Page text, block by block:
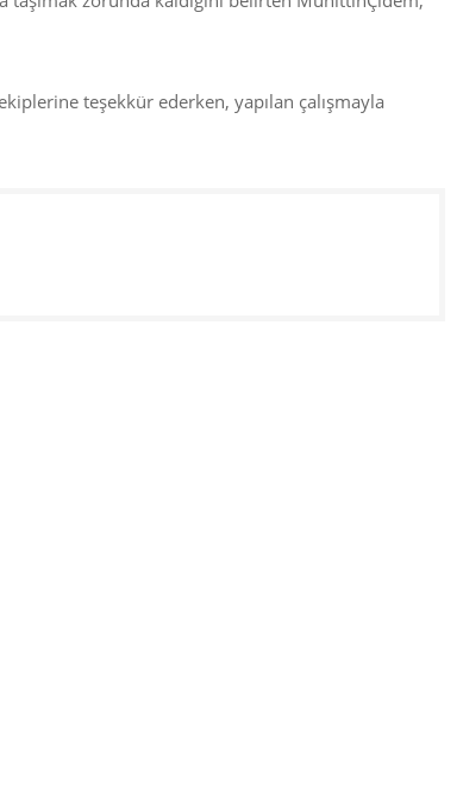
teşekkür ederken, yapılan çalışmayla